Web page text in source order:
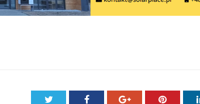
Twitter Facebook Google+ Pinterest